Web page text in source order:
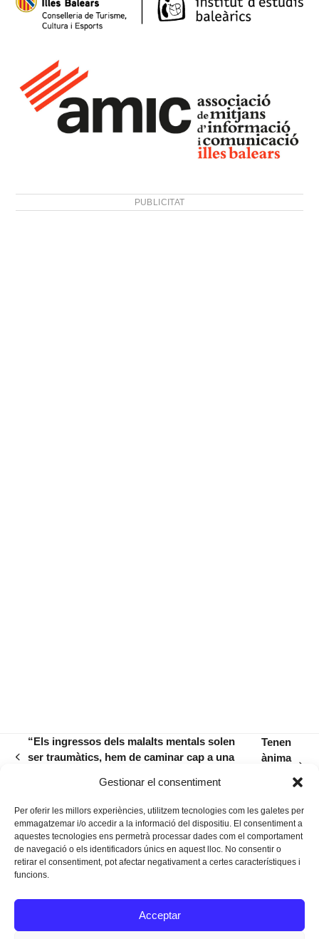
Gestionar el consentiment
Per oferir les millors experiències, utilitzem tecnologies com les galetes per
emmagatzemar i/o accedir a la informació del dispositiu. El consentiment a
aquestes tecnologies ens permetrà processar dades com el comportament
de navegació o els identificadors únics en aquest lloc. No consentir o
retirar el consentiment, pot afectar negativament a certes característiques i
funcions.
Acceptar
PUBLICITAT
previous
“Els ingressos dels malalts mentals solen
ser traumàtics, hem de caminar cap a una
Tenen
ànima
Instagram
Facebook
Twitter
Texts Legals